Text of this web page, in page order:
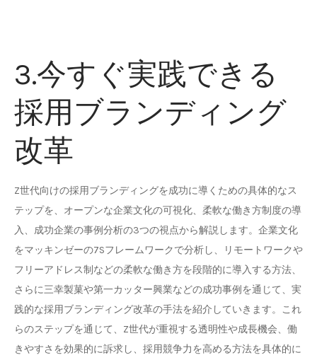
3.今すぐ実践できる
採用ブランディング
改革
Z世代向けの採用ブランディングを成功に導くための具体的なス
テップを、オープンな企業文化の可視化、柔軟な働き方制度の導
入、成功企業の事例分析の3つの視点から解説します。企業文化
をマッキンゼーの7Sフレームワークで分析し、リモートワークや
フリーアドレス制などの柔軟な働き方を段階的に導入する方法、
さらに三幸製菓や第一カッター興業などの成功事例を通じて、実
践的な採用ブランディング改革の手法を紹介していきます。これ
らのステップを通じて、Z世代が重視する透明性や成長機会、働
きやすさを効果的に訴求し、採用競争力を高める方法を具体的に